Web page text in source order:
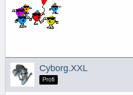
Cyborg.XXL
Profi